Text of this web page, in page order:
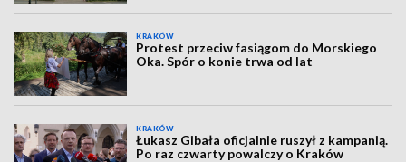
KRAKÓW
Protest przeciw fasiągom do Morskiego
Oka. Spór o konie trwa od lat
KRAKÓW
Łukasz Gibała oficjalnie ruszył z kampanią.
Po raz czwarty powalczy o Kraków